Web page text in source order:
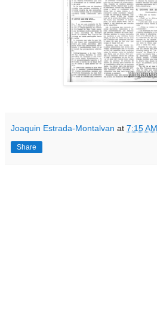
Joaquin Estrada-Montalvan at 7:15 AM
Share